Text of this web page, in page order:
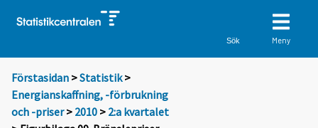
Sök Meny
Förstasidan >Statistik >
Energianskaffning, -förbrukning
och -priser> 2010 > 2:a kvartalet